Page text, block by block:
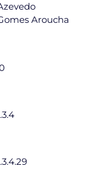
Aroucha